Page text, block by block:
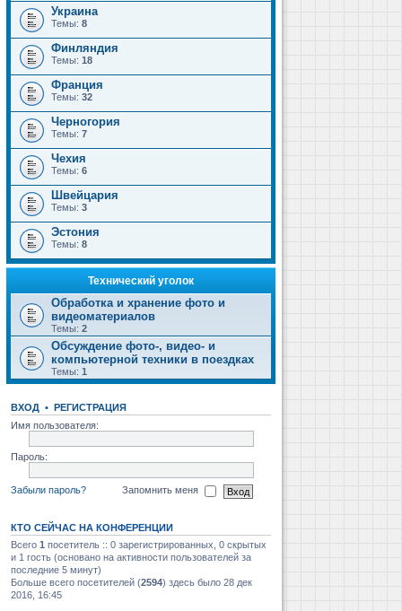
Украина
Темы: 8
Финляндия
Темы: 18
Франция
Темы: 32
Черногория
Темы: 7
Чехия
Темы: 6
Швейцария
Темы: 3
Эстония
Темы: 8
Технический уголок
Обработка и хранение фото и
видеоматериалов
Темы: 2
Обсуждение фото-, видео- и
компьютерной техники в поездках
Темы: 1
ВХОД • РЕГИСТРАЦИЯ
Имя пользователя:
Пароль:
Забыли пароль? Запомнить меня
КТО СЕЙЧАС НА КОНФЕРЕНЦИИ
Всего 1 посетитель :: 0 зарегистрированных, 0 скрытых
и 1 гость (основано на активности пользователей за
последние 5 минут)
Больше всего посетителей (2594) здесь было 28 дек
2016, 16:45